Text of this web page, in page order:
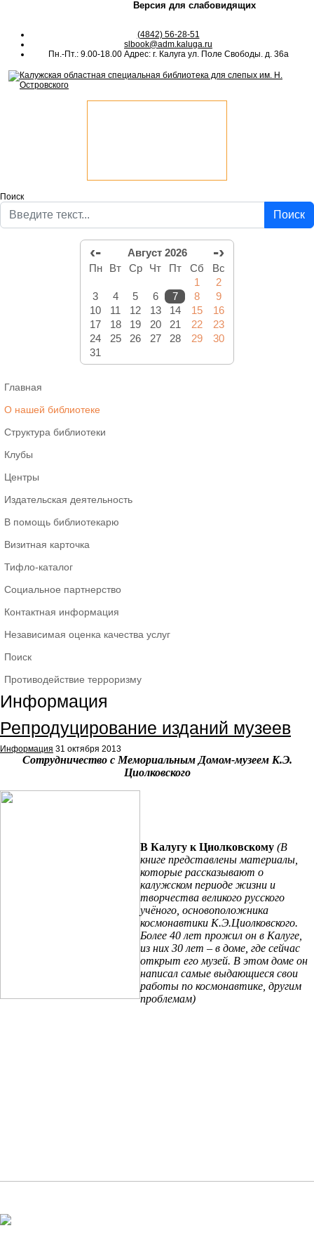
Версия для слабовидящих
(4842) 56-28-51
slbook@adm.kaluga.ru
Пн.-Пт.: 9.00-18.00 Адрес: г. Калуга ул. Поле Свободы. д. 36а
Поиск
Поиск
‹- Август 2026 -›
Пн Вт Ср Чт Пт Сб
Вс
1
2
3
4 5 6 7 8
9
10
11 12 13 14 15
16
17
18 19 20 21 22
23
24
25 26 27 28 29
30
31
Главная
О нашей библиотеке
Структура библиотеки
Клубы
Центры
Издательская деятельность
В помощь библиотекарю
Визитная карточка
Тифло-каталог
Социальное партнерство
Контактная информация
Независимая оценка качества услуг
Поиск
Противодействие терроризму
Информация
Репродуцирование изданий музеев
Информация 31 октября 2013
Сотрудничество с Мемориальным Домом-музеем К.Э.
Циолковского
В Калугу к Циолковскому (В
книге представлены материалы,
которые рассказывают о
калужском периоде жизни и
творчества великого русского
учёного, основоположника
космонавтики К.Э.Циолковского.
Более 40 лет прожил он в Калуге,
из них 30 лет – в доме, где сейчас
открыт его музей. В этом доме он
написал самые выдающиеся свои
работы по космонавтике, другим
проблемам)